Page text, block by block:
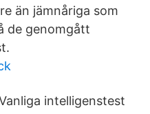
än jämnåriga som
de genomgått
intelligenstest